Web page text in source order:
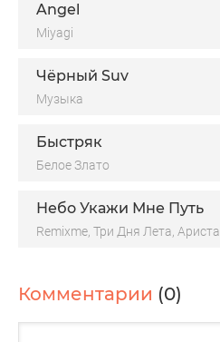
Angel
Miyagi
Чёрный Suv
Музыка
Быстряк
Белое Злато
Небо Укажи Мне Путь
Remixme, Три Дня Лета, Ариста
Комментарии (0)